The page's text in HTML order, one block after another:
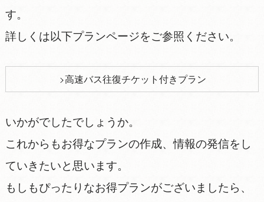
す。
詳しくは以下プランページをご参照ください。
高速バス往復チケット付きプラン
いかがでしたでしょうか。
これからもお得なプランの作成、情報の発信をし
ていきたいと思います。
もしもぴったりなお得プランがございましたら、